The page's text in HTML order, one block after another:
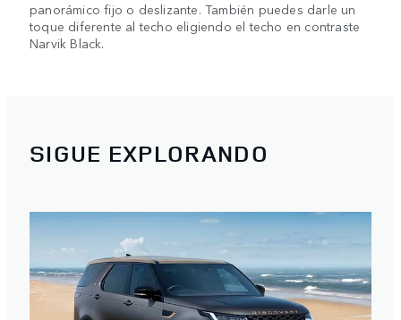
panorámico fijo o deslizante. También puedes darle un
toque diferente al techo eligiendo el techo en contraste
Narvik Black.
SIGUE EXPLORANDO